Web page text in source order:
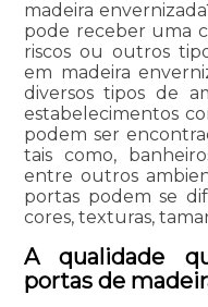
madeira
pode receber uma
riscos ou outros
em madeira
diversos tipos de
estabelecimentos
podem ser
tais como,
entre outros
portas podem se
cores, texturas,
A qualidade
portas de